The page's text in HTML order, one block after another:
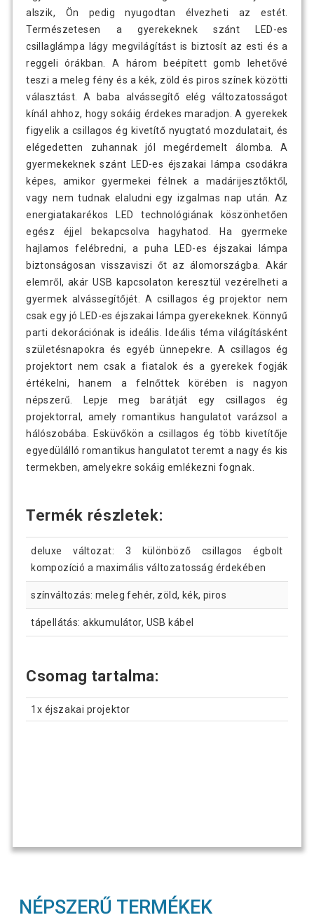
alszik, Ön pedig nyugodtan élvezheti az estét.
Természetesen a gyerekeknek szánt LED-es
csillaglámpa lágy megvilágítást is biztosít az esti és a
reggeli órákban. A három beépített gomb lehetővé
teszi a meleg fény és a kék, zöld és piros színek közötti
választást. A baba alvássegítő elég változatosságot
kínál ahhoz, hogy sokáig érdekes maradjon. A gyerekek
figyelik a csillagos ég kivetítő nyugtató mozdulatait, és
elégedetten zuhannak jól megérdemelt álomba. A
gyermekeknek szánt LED-es éjszakai lámpa csodákra
képes, amikor gyermekei félnek a madárijesztőktől,
vagy nem tudnak elaludni egy izgalmas nap után. Az
energiatakarékos LED technológiának köszönhetően
egész éjjel bekapcsolva hagyhatod. Ha gyermeke
hajlamos felébredni, a puha LED-es éjszakai lámpa
biztonságosan visszaviszi őt az álomországba. Akár
elemről, akár USB kapcsolaton keresztül vezérelheti a
gyermek alvássegítőjét. A csillagos ég projektor nem
csak egy jó LED-es éjszakai lámpa gyerekeknek. Könnyű
parti dekorációnak is ideális. Ideális téma világításként
születésnapokra és egyéb ünnepekre. A csillagos ég
projektort nem csak a fiatalok és a gyerekek fogják
értékelni, hanem a felnőttek körében is nagyon
népszerű. Lepje meg barátját egy csillagos ég
projektorral, amely romantikus hangulatot varázsol a
hálószobába. Esküvőkön a csillagos ég több kivetítője
egyedülálló romantikus hangulatot teremt a nagy és kis
termekben, amelyekre sokáig emlékezni fognak.
Termék részletek:
deluxe változat: 3 különböző csillagos égbolt
kompozíció a maximális változatosság érdekében
színváltozás: meleg fehér, zöld, kék, piros
tápellátás: akkumulátor, USB kábel
Csomag tartalma:
1x éjszakai projektor
NÉPSZERŰ TERMÉKEK